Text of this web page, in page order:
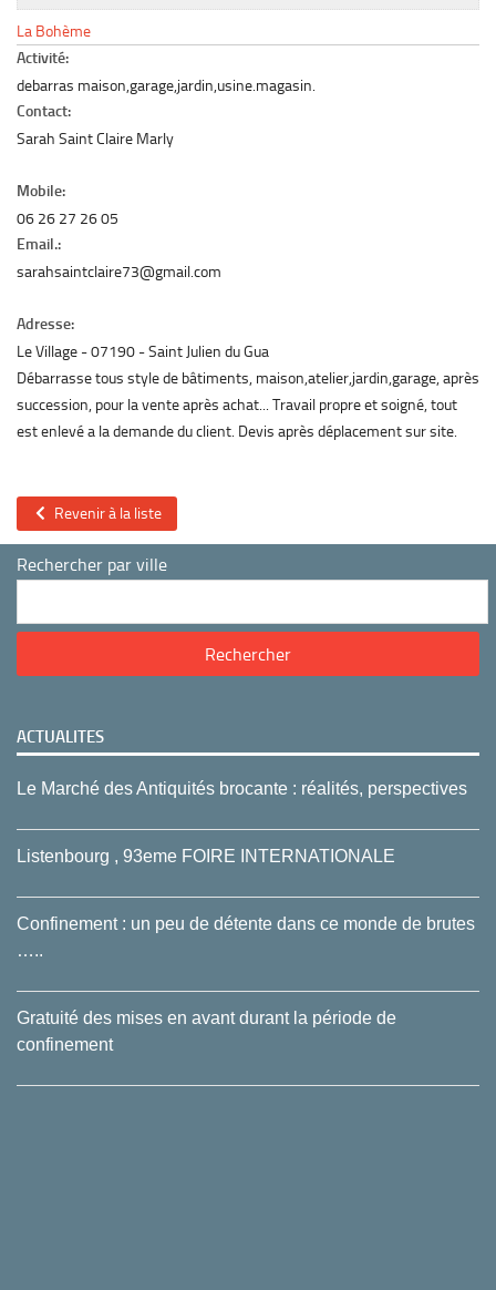
Le marché du mobilier d’occasion
Insertion Annuaire
Contact
La Bohème
Activité:
debarras maison,garage,jardin,usine.magasin.
Contact:
Sarah Saint Claire Marly
Mobile:
06 26 27 26 05
Email.:
sarahsaintclaire73@gmail.com
Adresse:
Le Village 07190
Saint Julien du Gua
Débarrasse tous style de bâtiments, maison,atelier,jardin,garage, après
succession, pour la vente après achat... Travail propre et soigné, tout
est enlevé a la demande du client. Devis après déplacement sur site.
Revenir à la liste
Rechercher par ville
ACTUALITES
Le Marché des Antiquités brocante : réalités, perspectives
Listenbourg , 93eme FOIRE INTERNATIONALE
Confinement : un peu de détente dans ce monde de brutes
…..
Gratuité des mises en avant durant la période de
confinement